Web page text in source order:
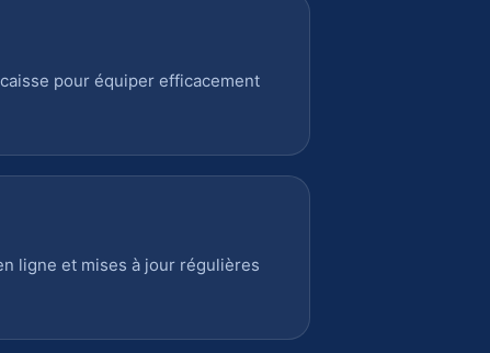
pour équiper efficacement
ligne et mises à jour régulières